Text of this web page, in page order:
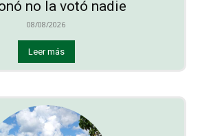
no la votó nadie
08/08/2026
Leer más